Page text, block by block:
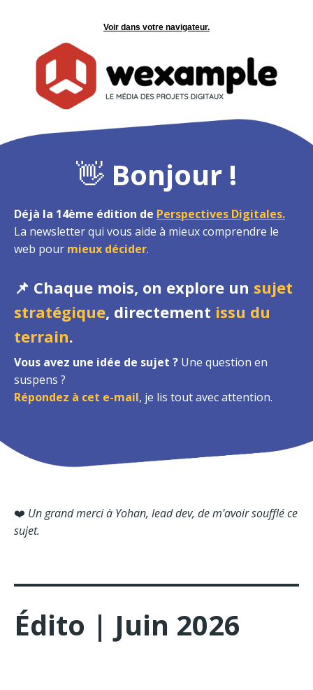
Voir dans votre navigateur.
👋 Bonjour !
Déjà la 14ème édition de Perspectives Digitales.
La newsletter qui vous aide à mieux comprendre le
web pour mieux décider.
📌 Chaque mois, on explore un sujet
stratégique, directement issu du
terrain.
Vous avez une idée de sujet ? Une question en
suspens ?
Répondez à cet e-mail, je lis tout avec attention.
❤️ Un grand merci à Yohan, lead dev, de m'avoir soufflé ce
sujet.
Édito | Juin 2026